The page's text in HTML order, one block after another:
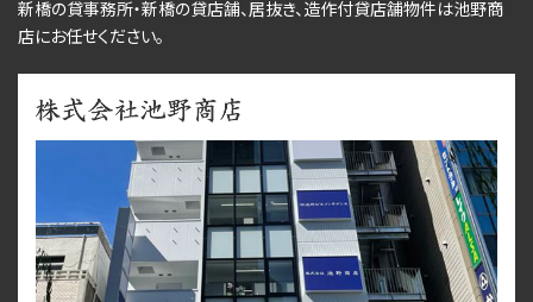
新橋の貸事務所・新橋の貸店舗、居抜き、造作付貸店舗物件は池野商
店にお任せください。